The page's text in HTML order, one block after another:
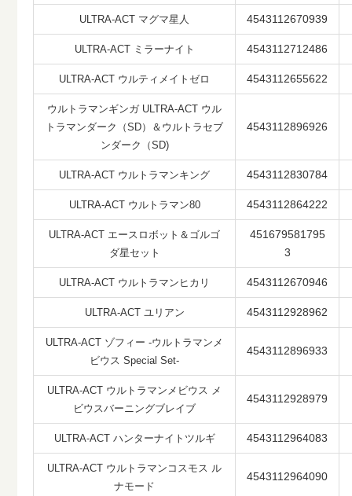
ULTRA-ACT マグマ星人 4543112670939
ULTRA-ACT ミラーナイト 4543112712486
ULTRA-ACT ウルティメイトゼロ 4543112655622
ウルトラマンギンガ ULTRA-ACT ウル
トラマンダーク（SD）＆ウルトラセブ
ンダーク（SD)
4543112896926
ULTRA-ACT ウルトラマンキング 4543112830784
ULTRA-ACT ウルトラマン80 4543112864222
ULTRA-ACT エースロボット＆ゴルゴ
ダ星セット
451679581795
3
ULTRA-ACT ウルトラマンヒカリ 4543112670946
ULTRA-ACT ユリアン 4543112928962
ULTRA-ACT ゾフィー -ウルトラマンメ
ビウス Special Set-
4543112896933
ULTRA-ACT ウルトラマンメビウス メ
ビウスバーニングブレイブ
4543112928979
ULTRA-ACT ハンターナイトツルギ 4543112964083
ULTRA-ACT ウルトラマンコスモス ル
ナモード
4543112964090